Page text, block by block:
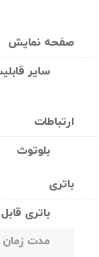
صفحه نمایش
سایر
ارتباطات
بلوتوث
باتری
باتری
مدت